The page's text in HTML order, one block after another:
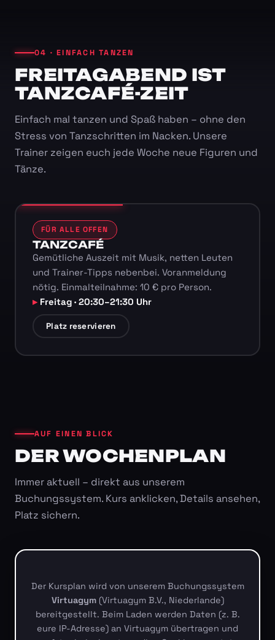
04 · EINFACH TANZEN
FREITAGABEND IST
TANZCAFÉ-ZEIT
Einfach mal tanzen und Spaß haben – ohne den
Stress von Tanzschritten im Nacken. Unsere
Trainer zeigen euch jede Woche neue Figuren und
Tänze.
FÜR ALLE OFFEN
TANZCAFÉ
Gemütliche Auszeit mit Musik, netten Leuten
und Trainer-Tipps nebenbei. Voranmeldung
nötig. Einmalteilnahme: 10 € pro Person.
Freitag · 20:30–21:30 Uhr
Platz reservieren
AUF EINEN BLICK
DER WOCHENPLAN
Immer aktuell – direkt aus unserem
Buchungssystem. Kurs anklicken, Details ansehen,
Platz sichern.
Der Kursplan wird von unserem Buchungssystem
Virtuagym(Virtuagym B.V., Niederlande)
bereitgestellt. Beim Laden werden Daten (z. B.
eure IP-Adresse) an Virtuagym übertragen und